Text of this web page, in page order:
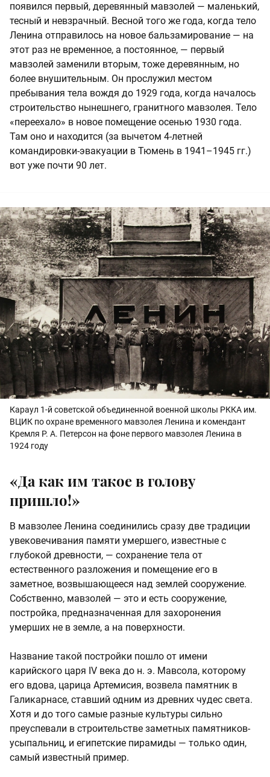
появился первый, деревянный мавзолей — маленький,
тесный и невзрачный. Весной того же года, когда тело
Ленина отправилось на новое бальзамирование — на
этот раз не временное, а постоянное, — первый
мавзолей заменили вторым, тоже деревянным, но
более внушительным. Он прослужил местом
пребывания тела вождя до 1929 года, когда началось
строительство нынешнего, гранитного мавзолея. Тело
«переехало» в новое помещение осенью 1930 года.
Там оно и находится (за вычетом 4-летней
командировки-эвакуации в Тюмень в 1941–1945 гг.)
вот уже почти 90 лет.
Караул 1-й советской объединенной военной школы РККА им.
ВЦИК по охране временного мавзолея Ленина и комендант
Кремля Р. А. Петерсон на фоне первого мавзолея Ленина в
1924 году
«Да как им такое в голову
пришло!»
В мавзолее Ленина соединились сразу две традиции
увековечивания памяти умершего, известные с
глубокой древности, — сохранение тела от
естественного разложения и помещение его в
заметное, возвышающееся над землей сооружение.
Собственно, мавзолей — это и есть сооружение,
постройка, предназначенная для захоронения
умерших не в земле, а на поверхности.
Название такой постройки пошло от имени
карийского царя IV века до н. э. Мавсола, которому
его вдова, царица Артемисия, возвела памятник в
Галикарнасе, ставший одним из древних чудес света.
Хотя и до того самые разные культуры сильно
преуспевали в строительстве заметных памятников-
усыпальниц, и египетские пирамиды — только один,
самый известный пример.